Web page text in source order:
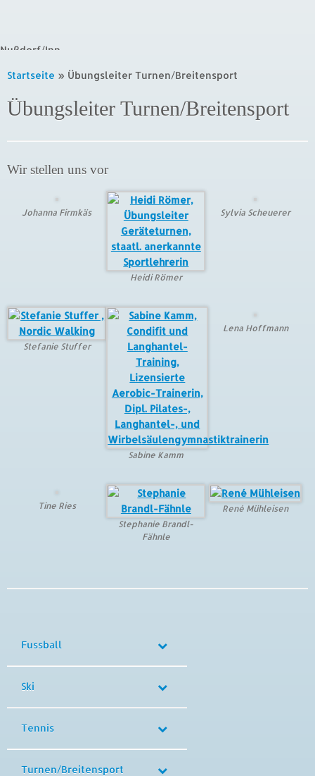
Startseite » Übungsleiter Turnen/Breitensport
Übungsleiter Turnen/Breitensport
Wir stellen uns vor
Johanna Firmkäs
Heidi Römer
Sylvia Scheuerer
Stefanie Stuffer
Sabine Kamm
Lena Hoffmann
Tine Ries
Stephanie Brandl-
Fähnle
René Mühleisen
Fussball
Ski
Tennis
Turnen/Breitensport